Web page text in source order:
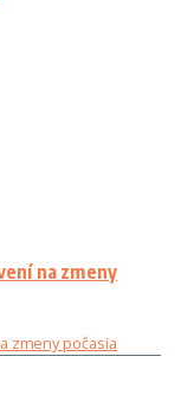
na zmeny